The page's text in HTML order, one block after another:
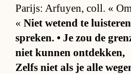
Pa­rijs: Ar­fuy­en, coll. «
« Niet we­tend te
spre­ken. • Je zou de
niet kun­nen ont­dek­ken,
Zelfs niet als je alle